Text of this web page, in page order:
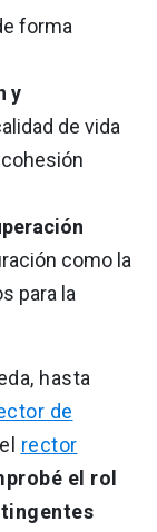
forma
y
de vida
como la
para la
hasta
de
rector
el rol